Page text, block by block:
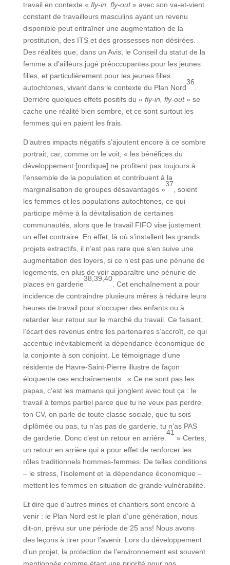
travail en contexte « fly-in, fly-out» avec son va-et-vient
constant de travailleurs masculins ayant un revenu
disponible peut entraîner une augmentation de la
prostitution, des ITS et des grossesses non désirées.
Des réalités que, dans un Avis, le Conseil du statut de la
femme a d’ailleurs jugé préoccupantes pour les jeunes
filles, et particulièrement pour les jeunes filles
autochtones, vivant dans le contexte du Plan Nord
36
.
Derrière quelques effets positifs du « fly-in, fly-out» se
cache une réalité bien sombre, et ce sont surtout les
femmes qui en paient les frais.
D’autres impacts négatifs s’ajoutent encore à ce sombre
portrait, car, comme on le voit, « les bénéfices du
développement [nordique] ne profitent pas toujours à
l’ensemble de la population et contribuent à la
marginalisation de groupes désavantagés »
37
, soient
les femmes et les populations autochtones, ce qui
participe même à la dévitalisation de certaines
communautés, alors que le travail FIFO vise justement
un effet contraire. En effet, là où s’installent les grands
projets extractifs, il n’est pas rare que s’en suive une
augmentation des loyers, si ce n’est pas une pénurie de
logements, en plus de voir apparaître une pénurie de
places en garderie
38,39,40
. Cet enchaînement a pour
incidence de contraindre plusieurs mères à réduire leurs
heures de travail pour s’occuper des enfants ou à
retarder leur retour sur le marché du travail. Ce faisant,
l’écart des revenus entre les partenaires s’accroît, ce qui
accentue inévitablement la dépendance économique de
la conjointe à son conjoint. Le témoignage d’une
résidente de Havre-Saint-Pierre illustre de façon
éloquente ces enchaînements : « Ce ne sont pas les
papas, c’est les mamans qui jonglent avec tout ça : le
travail à temps partiel parce que tu ne veux pas perdre
ton CV, on parle de toute classe sociale, que tu sois
diplômée ou pas, tu n’as pas de garderie, tu n’as PAS
de garderie. Donc c’est un retour en arrière.
41
» Certes,
un retour en arrière qui a pour effet de renforcer les
rôles traditionnels hommes-femmes. De telles conditions
– le stress, l’isolement et la dépendance économique –
mettent les femmes en situation de grande vulnérabilité.
Et dire que d’autres mines et chantiers sont encore à
venir : le Plan Nord est le plan d’une génération, nous
dit-on, prévu sur une période de 25 ans! Nous avons
des leçons à tirer pour l’avenir. Lors du développement
d’un projet, la protection de l’environnement est souvent